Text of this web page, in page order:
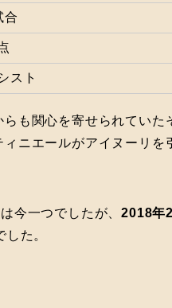
合
スト
も関心を寄せられていた
ニエールがアイヌーリを
今一つでしたが、2018年
た。